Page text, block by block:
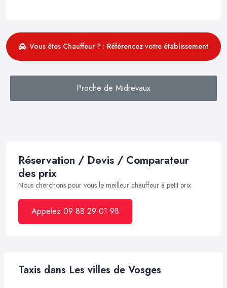
Vous êtes Chauffeur ? : Référencez votre établissement
Proche de Midrevaux
Réservation / Devis / Comparateur
des prix
Nous cherchons pour vous le meilleur chauffeur à petit prix
Appelez 09 88 29 01 98
Taxis dans Les villes de Vosges